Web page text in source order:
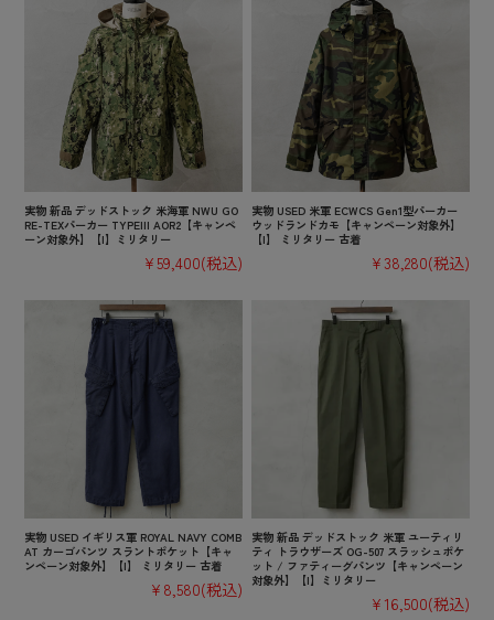
実物 新品 デッドストック 米海軍 NWU GO
RE-TEXパーカー TYPEIII AOR2【キャンペ
ーン対象外】【I】ミリタリー
¥59,400(税込)
実物 USED 米軍 ECWCS Gen1型パーカー
ウッドランドカモ【キャンペーン対象外】
【I】 ミリタリー 古着
¥38,280(税込)
実物 USED イギリス軍 ROYAL NAVY COMB
AT カーゴパンツ スラントポケット【キャ
ンペーン対象外】【I】 ミリタリー 古着
¥8,580(税込)
実物 新品 デッドストック 米軍 ユーティリ
ティ トラウザーズ OG-507 スラッシュポケ
ット / ファティーグパンツ【キャンペーン
対象外】【I】ミリタリー
¥16,500(税込)